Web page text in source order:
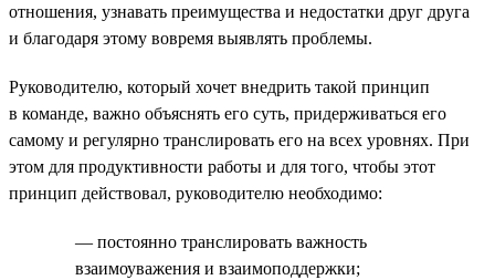
отношения, узнавать преимущества и недостатки друг друга
и благодаря этому вовремя выявлять проблемы.
Руководителю, который хочет внедрить такой принцип
в команде, важно объяснять его суть, придерживаться его
самому и регулярно транслировать его на всех уровнях. При
этом для продуктивности работы и для того, чтобы этот
принцип действовал, руководителю необходимо:
— постоянно транслировать важность
взаимоуважения и взаимоподдержки;